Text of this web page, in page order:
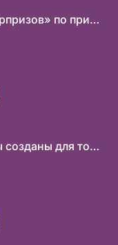
Прямой работодатель, без «сюрпризов» по приезду
Мечты должны сбываться! А мы созданы для того что бы их осуществить!